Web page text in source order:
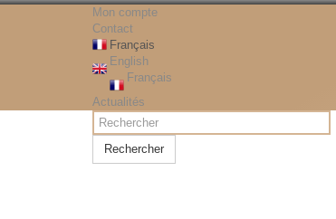
Mon compte
Contact
Français
English
Français
Actualités
Rechercher